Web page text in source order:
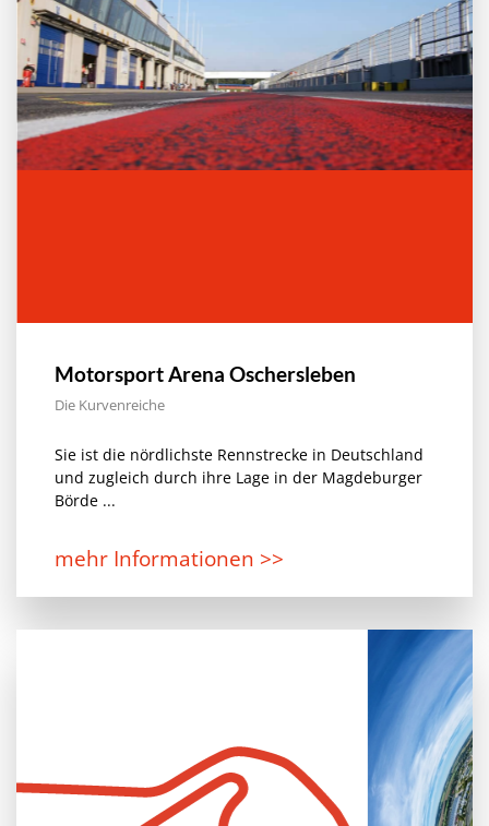
Motorsport Arena Oschersleben
Die Kurvenreiche
Sie ist die nördlichste Rennstrecke in Deutschland
und zugleich durch ihre Lage in der Magdeburger
Börde ...
mehr Informationen >>